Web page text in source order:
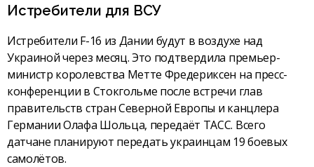
Истребители для ВСУ
Истребители F-16 из Дании будут в воздухе над
Украиной через месяц. Это подтвердила премьер-
министр королевства Метте Фредериксен на пресс-
конференции в Стокгольме после встречи глав
правительств стран Северной Европы и канцлера
Германии Олафа Шольца, передаёт ТАСС. Всего
датчане планируют передать украинцам 19 боевых
самолётов.